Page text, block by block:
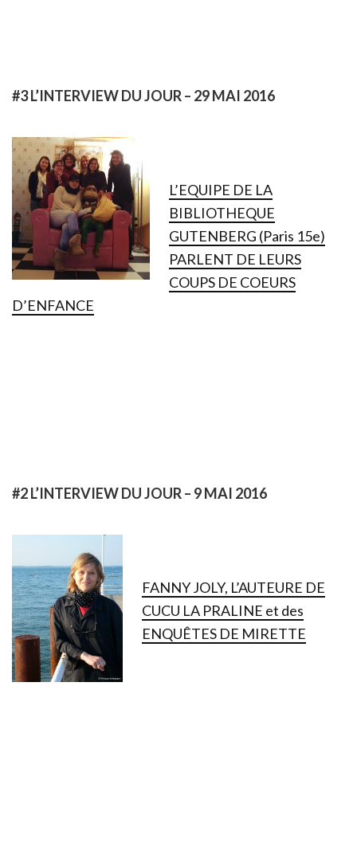
#3 L’INTERVIEW DU JOUR – 29 MAI 2016
L’EQUIPE DE LA
BIBLIOTHEQUE
GUTENBERG (Paris 15e)
PARLENT DE LEURS
COUPS DE COEURS
D’ENFANCE
#2 L’INTERVIEW DU JOUR – 9 MAI 2016
FANNY JOLY, L’AUTEURE DE
CUCU LA PRALINE et des
ENQUÊTES DE MIRETTE